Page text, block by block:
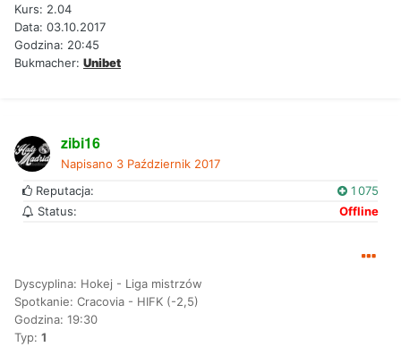
Kurs: 2.04
Data: 03.10.2017
Godzina: 20:45
Bukmacher: Unibet
zibi16
Napisano 3 Październik 2017
Reputacja:
1 075
Status:
Offline
Dyscyplina: Hokej - Liga mistrzów
Spotkanie: Cracovia - HIFK (-2,5)
Godzina: 19:30
Typ: 1